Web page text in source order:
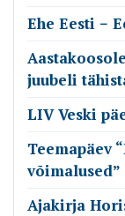
Ehe Eesti −
juubeli
LIV Veski
Teemapäev
võimalused”
Ajakirja